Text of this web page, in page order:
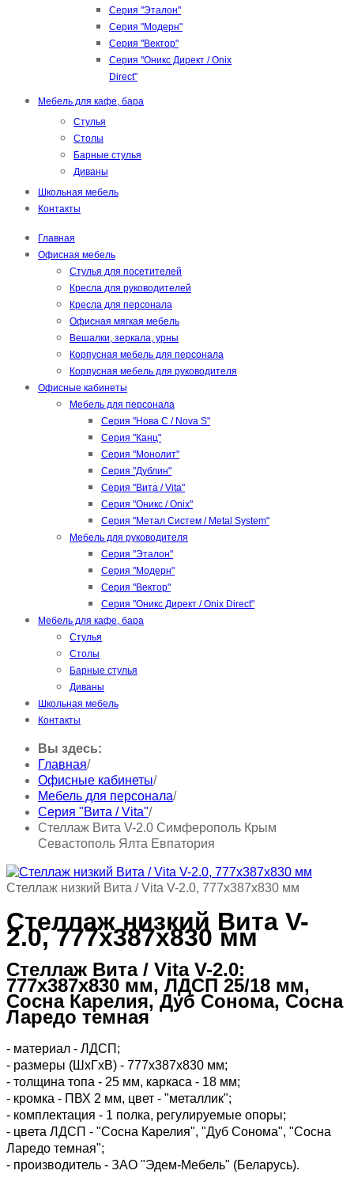
Серия "Эталон"
Серия "Модерн"
Серия "Вектор"
Серия "Оникс Директ / Onix
Direct"
Мебель для кафе, бара
Стулья
Столы
Барные стулья
Диваны
Школьная мебель
Контакты
Главная
Офисная мебель
Стулья для посетителей
Кресла для руководителей
Кресла для персонала
Офисная мягкая мебель
Вешалки, зеркала, урны
Корпусная мебель для персонала
Корпусная мебель для руководителя
Офисные кабинеты
Мебель для персонала
Серия "Нова С / Nova S"
Серия "Канц"
Серия "Монолит"
Серия "Дублин"
Серия "Вита / Vita"
Серия "Оникс / Onix"
Серия "Метал Систем / Metal System"
Мебель для руководителя
Серия "Эталон"
Серия "Модерн"
Серия "Вектор"
Серия "Оникс Директ / Onix Direct"
Мебель для кафе, бара
Стулья
Столы
Барные стулья
Диваны
Школьная мебель
Контакты
Вы здесь:
Главная/
Офисные кабинеты/
Мебель для персонала/
Серия "Вита / Vita"/
Стеллаж Вита V-2.0 Симферополь Крым
Севастополь Ялта Евпатория
Стеллаж низкий Вита / Vita V-2.0, 777х387х830 мм
Стеллаж низкий Вита V-
2.0, 777х387х830 мм
Стеллаж Вита / Vita V-2.0:
777х387х830 мм, ЛДСП 25/18 мм,
Сосна Карелия, Дуб Сонома, Сосна
Ларедо темная
- материал - ЛДСП;
- размеры (ШхГхВ) - 777х387х830 мм;
- толщина топа - 25 мм, каркаса - 18 мм;
- кромка - ПВХ 2 мм, цвет - "металлик";
- комплектация - 1 полка, регулируемые опоры;
- цвета ЛДСП - "Сосна Карелия", "Дуб Сонома", "Сосна
Ларедо темная";
- производитель - ЗАО "Эдем-Мебель" (Беларусь).